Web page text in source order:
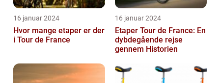
16 januar 2024
Hvor mange etaper er der
i Tour de France
16 januar 2024
Etaper Tour de France: En
dybdegående rejse
gennem Historien